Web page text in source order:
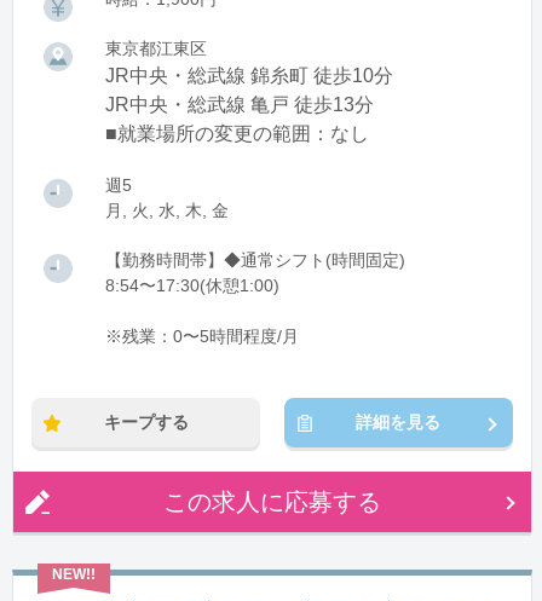
東京都江東区
JR中央・総武線 錦糸町 徒歩10分
JR中央・総武線 亀戸 徒歩13分
■就業場所の変更の範囲：なし
週5
月, 火, 水, 木, 金
【勤務時間帯】◆通常シフト(時間固定)
8:54〜17:30(休憩1:00)
※残業：0〜5時間程度/月
キープする 詳細を見る
この求人に応募する